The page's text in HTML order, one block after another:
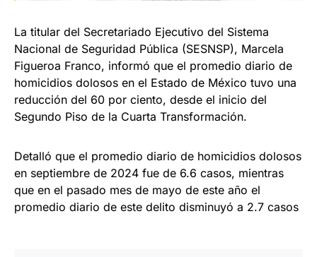
La titular del Secretariado Ejecutivo del Sistema
Nacional de Seguridad Pública (SESNSP), Marcela
Figueroa Franco, informó que el promedio diario de
homicidios dolosos en el Estado de México tuvo una
reducción del 60 por ciento, desde el inicio del
Segundo Piso de la Cuarta Transformación.
Detalló que el promedio diario de homicidios dolosos
en septiembre de 2024 fue de 6.6 casos, mientras
que en el pasado mes de mayo de este año el
promedio diario de este delito disminuyó a 2.7 casos